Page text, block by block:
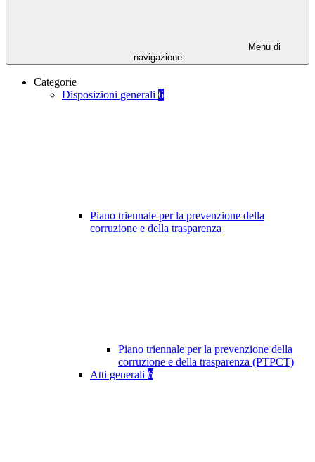
Menu di
navigazione
Categorie
Disposizioni generali 6
Piano triennale per la prevenzione della
corruzione e della trasparenza
Piano triennale per la prevenzione della
corruzione e della trasparenza (PTPCT)
Atti generali 6